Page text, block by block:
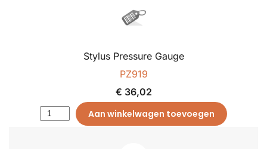
Stylus Pressure Gauge
PZ919
€ 36,02
Aan winkelwagen toevoegen